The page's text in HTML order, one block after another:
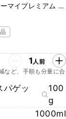
マイプレミアム も
うちパスタがワン
とおいしいスパ
食べたら「オーマ
いしさに夢中にな
いね。 1人前
など、手順も分量に合
パゲッ
100
g
1000ml